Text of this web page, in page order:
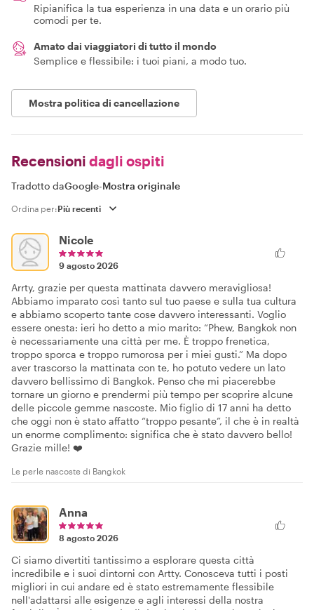
Ripianifica la tua esperienza in una data e un orario più
comodi per te.
Amato dai viaggiatori di tutto il mondo
Semplice e flessibile: i tuoi piani, a modo tuo.
Mostra politica di cancellazione
Recensioni dagli ospiti
Tradotto daGoogle-Mostra originale
Ordina per:
Nicole
9 agosto 2026
Arrty, grazie per questa mattinata davvero meravigliosa!
Abbiamo imparato così tanto sul tuo paese e sulla tua cultura
e abbiamo scoperto tante cose davvero interessanti. Voglio
essere onesta: ieri ho detto a mio marito: “Phew, Bangkok non
è necessariamente una città per me. È troppo frenetica,
troppo sporca e troppo rumorosa per i miei gusti.” Ma dopo
aver trascorso la mattinata con te, ho potuto vedere un lato
davvero bellissimo di Bangkok. Penso che mi piacerebbe
tornare un giorno e prendermi più tempo per scoprire alcune
delle piccole gemme nascoste. Mio figlio di 17 anni ha detto
che oggi non è stato affatto “troppo pesante”, il che è in realtà
un enorme complimento: significa che è stato davvero bello!
Grazie mille! ❤️
Le perle nascoste di Bangkok
Anna
8 agosto 2026
Ci siamo divertiti tantissimo a esplorare questa città
incredibile e i suoi dintorni con Artty. Conosceva tutti i posti
migliori in cui andare ed è stato estremamente flessibile
nell'adattarsi alle esigenze e agli interessi della nostra